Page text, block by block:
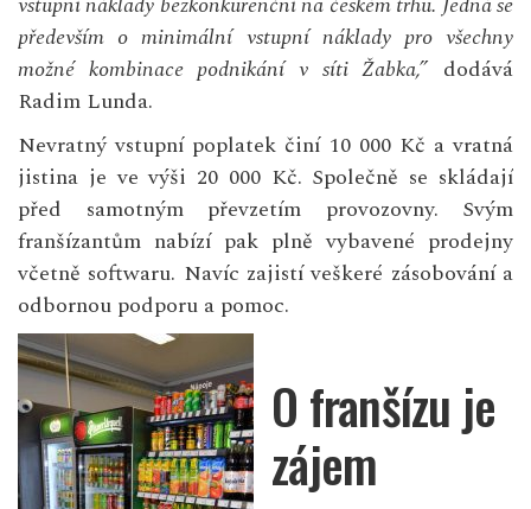
především o minimální vstupní náklady pro všechny
možné kombinace podnikání v síti Žabka,” dodává
Radim Lunda.
Nevratný vstupní poplatek činí 10 000 Kč a vratná
jistina je ve výši 20 000 Kč. Společně se skládají
před samotným převzetím provozovny. Svým
franšízantům nabízí pak plně vybavené prodejny
včetně softwaru. Navíc zajistí veškeré zásobování a
odbornou podporu a pomoc.
O franšízu je
zájem